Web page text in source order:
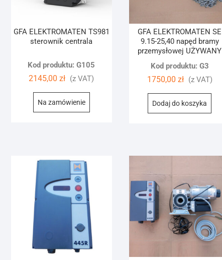
GFA ELEKTROMATEN TS981
sterownik centrala
Kod produktu: G105
2145,00zł (z VAT)
Na zamówienie
GFA ELEKTROMATEN SE
9.15-25,40 napęd bramy
przemysłowej UŻYWANY
Kod produktu: G3
1750,00 zł (z VAT)
Dodaj do koszyka